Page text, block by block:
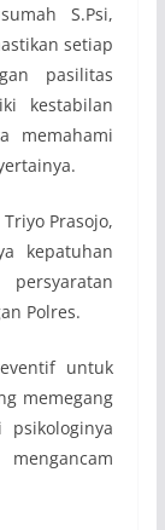
S.Psi,
setiap
pasilitas
kestabilan
memahami
Prasojo,
kepatuhan
Polres.
untuk
memegang